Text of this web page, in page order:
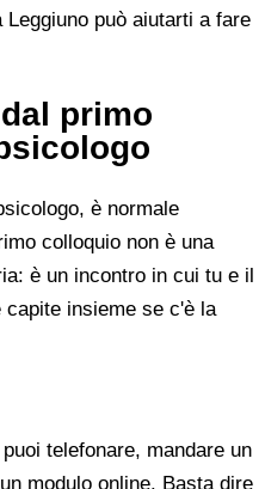
può aiutarti a fare
primo
è normale
colloquio non è una
è un incontro in cui tu e il
insieme se c'è la
puoi telefonare, mandare un
modulo online. Basta dire